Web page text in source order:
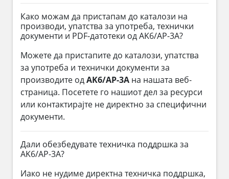
Како можам да пристапам до каталози на
производи, упатства за употреба, технички
документи и PDF-датотеки од AK6/AP-3A?
Можете да пристапите до каталози, упатства
за употреба и технички документи за
производите одAK6/AP-3A на нашата веб-
страница. Посетете го нашиот дел за ресурси
или контактирајте не директно за специфични
документи.
Дали обезбедувате техничка поддршка за
AK6/AP-3A?
Иако не нудиме директна техничка поддршка,